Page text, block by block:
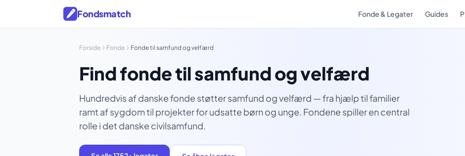
Fondsmatch Fonde & Legater Guides
Forside Fonde Fonde til samfund og velfærd
Find fonde til samfund og velfærd
Hundredvis af danske fonde støtter samfund og velfærd — fra hjælp til familier
ramt af sygdom til projekter for udsatte børn og unge. Fondene spiller en central
rolle i det danske civilsamfund.